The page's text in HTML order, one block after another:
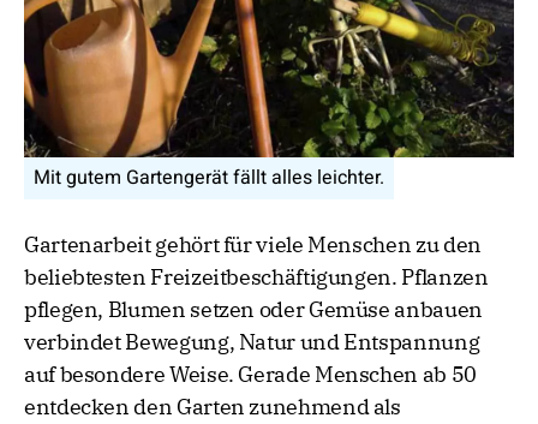
Mit gutem Gartengerät fällt alles leichter.
Gartenarbeit gehört für viele Menschen zu den
beliebtesten Freizeitbeschäftigungen. Pflanzen
pflegen, Blumen setzen oder Gemüse anbauen
verbindet Bewegung, Natur und Entspannung
auf besondere Weise. Gerade Menschen ab 50
entdecken den Garten zunehmend als